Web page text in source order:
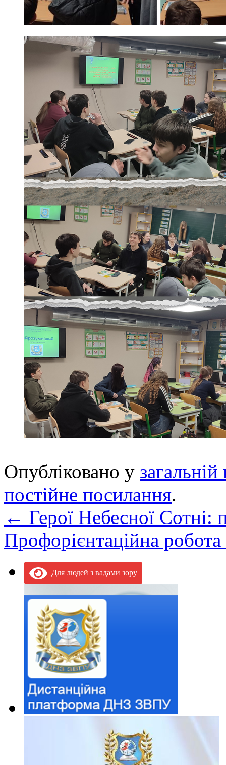
Опубліковано у загальній
постійне посилання.
← Герої Небесної
Профорієнтаційна робота
Для людей з вадами зору